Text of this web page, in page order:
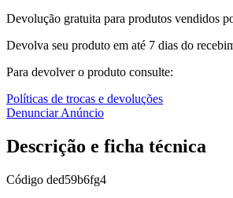
Devolução gratuita para produtos vendidos
Devolva seu produto em até 7 dias do
Para devolver o produto consulte:
Políticas de trocas e devoluções
Denunciar Anúncio
Descrição e ficha técnica
Código ded59b6fg4